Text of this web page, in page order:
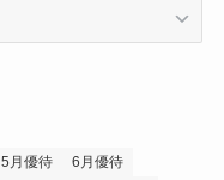
5月優待
6月優待